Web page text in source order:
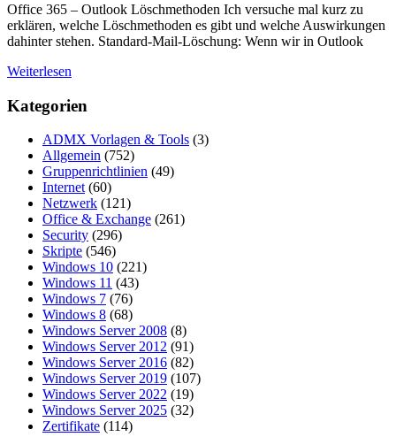
Office 365 – Outlook Löschmethoden Ich versuche mal kurz zu
erklären, welche Löschmethoden es gibt und welche Auswirkungen
dahinter stehen. Standard-Mail-Löschung: Wenn wir in Outlook
Weiterlesen
Kategorien
ADMX Vorlagen & Tools (3)
Allgemein (752)
Gruppenrichtlinien (49)
Internet(60)
Netzwerk (121)
Office & Exchange (261)
Security (296)
Skripte (546)
Windows 10 (221)
Windows 11 (43)
Windows 7 (76)
Windows 8 (68)
Windows Server 2008 (8)
Windows Server 2012 (91)
Windows Server 2016 (82)
Windows Server 2019 (107)
Windows Server 2022 (19)
Windows Server 2025 (32)
Zertifikate (114)